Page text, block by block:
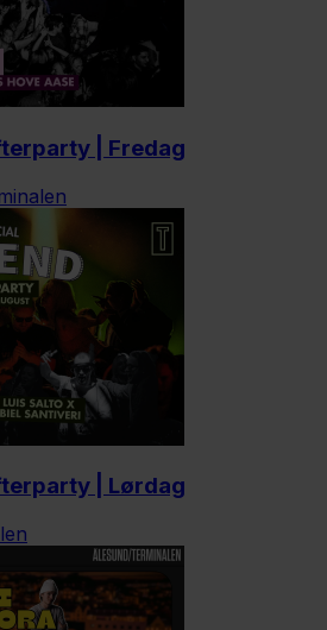
| Fredag
| Lørdag